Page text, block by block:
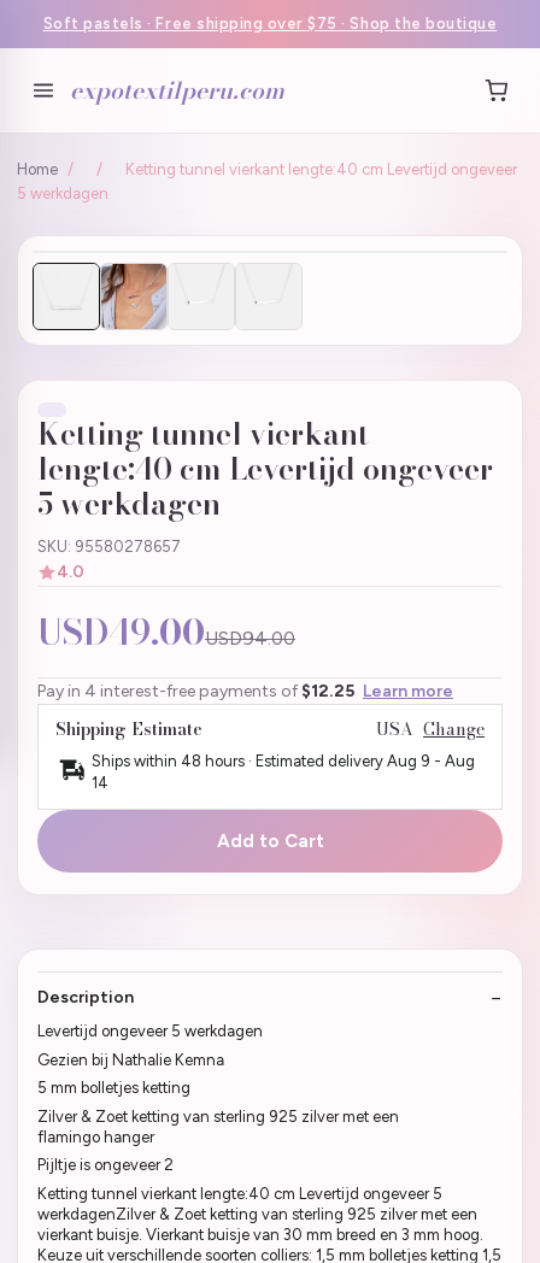
Soft pastels · Free shipping over $75 · Shop the boutique
expotextilperu.com
Home / /
Ketting tunnel vierkant lengte:40 cm Levertijd ongeveer
5 werkdagen
Ketting tunnel vierkant
lengte:40 cm Levertijd ongeveer
5 werkdagen
SKU: 95580278657
4.0
USD49.00USD94.00
Pay in 4 interest-free payments of $12.25 Learn more
Shipping Estimate USA Change
Ships within 48 hours · Estimated delivery Aug 9 - Aug
14
Add to Cart
Description
Levertijd ongeveer 5 werkdagen
Gezien bij Nathalie Kemna
5 mm bolletjes ketting
Zilver & Zoet ketting van sterling 925 zilver met een
flamingo hanger
Pijltje is ongeveer 2
Ketting tunnel vierkant lengte:40 cm Levertijd ongeveer 5
werkdagenZilver & Zoet ketting van sterling 925 zilver met een
vierkant buisje. Vierkant buisje van 30 mm breed en 3 mm hoog.
Keuze uit verschillende soorten colliers: 1,5 mm bolletjes ketting 1,5